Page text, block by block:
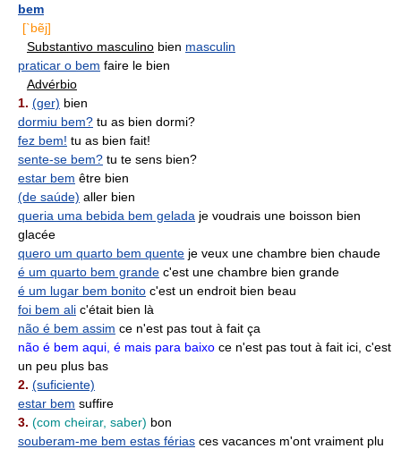
bem
[`bẽj]
Substantivo masculino bien masculin
praticar o bem faire le bien
Advérbio
1. (ger) bien
dormiu bem? tu as bien dormi?
fez bem! tu as bien fait!
sente-se bem? tu te sens bien?
estar bem être bien
(de saúde) aller bien
queria uma bebida bem gelada je voudrais une boisson bien
glacée
quero um quarto bem quente je veux une chambre bien chaude
é um quarto bem grande c'est une chambre bien grande
é um lugar bem bonito c'est un endroit bien beau
foi bem ali c'était bien là
não é bem assim ce n'est pas tout à fait ça
não é bem aqui, é mais para baixo ce n'est pas tout à fait ici, c'est
un peu plus bas
2. (suficiente)
estar bem suffire
3. (com cheirar, saber) bon
souberam-me bem estas férias ces vacances m'ont vraiment plu